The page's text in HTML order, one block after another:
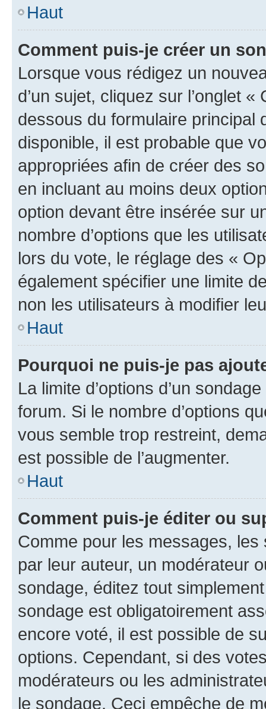
Haut
Comment puis-je créer un
Lorsque vous rédigez un
d’un sujet, cliquez sur l’onglet
dessous du formulaire principal
disponible, il est probable que
appropriées afin de créer des
en incluant au moins deux
option devant être insérée sur
nombre d’options que les
lors du vote, le réglage des «
également spécifier une limite
non les utilisateurs à modifier
Haut
Pourquoi ne puis-je pas
La limite d’options d’un
forum. Si le nombre d’options
vous semble trop restreint,
est possible de l’augmenter.
Haut
Comment puis-je éditer ou
Comme pour les messages,
par leur auteur, un modérateur
sondage, éditez tout
sondage est obligatoirement
encore voté, il est possible de
options. Cependant, si des
modérateurs ou les
le sondage. Ceci empêche de